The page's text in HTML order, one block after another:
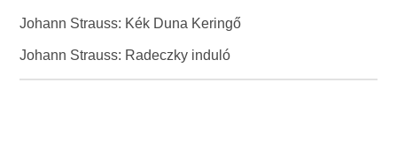
Johann Strauss: Kék Duna Keringő
Johann Strauss: Radeczky induló